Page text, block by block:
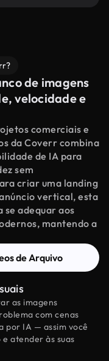
de imagens
velocidade e
comerciais e
da Coverr combina
de IA para
sem
criar uma landing
vertical, esta
adequar aos
mantendo a
de Arquivo
as imagens
com cenas
por IA — assim você
atender às suas